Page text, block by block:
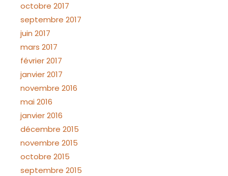
octobre 2017
septembre 2017
juin 2017
mars 2017
février 2017
janvier 2017
novembre 2016
mai 2016
janvier 2016
décembre 2015
novembre 2015
octobre 2015
septembre 2015